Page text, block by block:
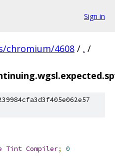
Sign in
chromium/4608 / . /
Tint Compiler;
0